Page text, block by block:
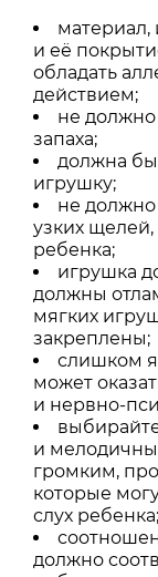
материал,
и её
обладать
действием;
не должно
запаха;
должна
игрушку;
не должно
узких
ребенка;
игрушка
должны
мягких
закреплены;
слишком
может
и нервно-
и
громким,
которые
слух ребенка;
должно